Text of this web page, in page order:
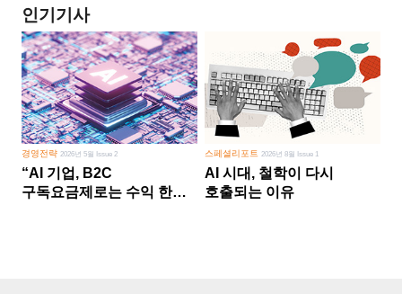
인기기사
경영전략2026년 5월 Issue 2
“AI 기업, B2C
구독요금제로는 수익 한계
스페셜리포트 2026년 8월 Issue 1
AI 시대, 철학이 다시
호출되는 이유